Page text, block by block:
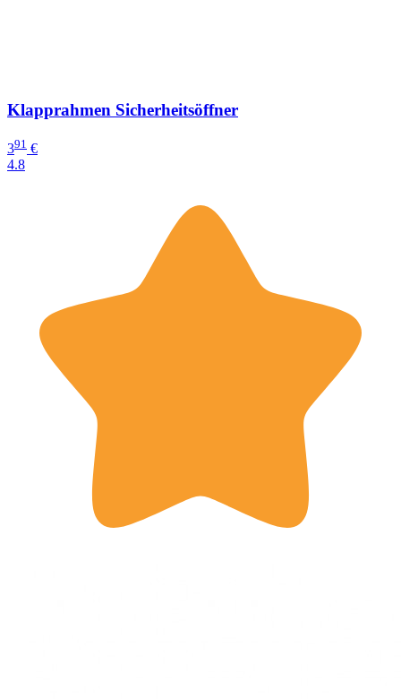
Klapprahmen Sicherheitsöffner
391 €
4.8